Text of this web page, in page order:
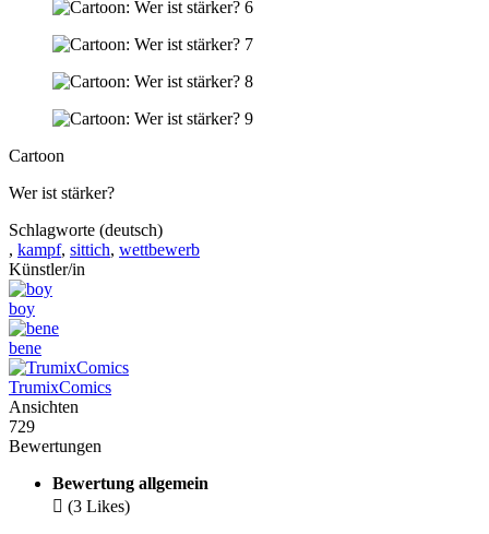
Cartoon
Wer ist stärker?
Schlagworte (deutsch)
, kampf, sittich, wettbewerb
Künstler/in
boy
bene
TrumixComics
Ansichten
729
Bewertungen
Bewertung allgemein
 (3 Likes)